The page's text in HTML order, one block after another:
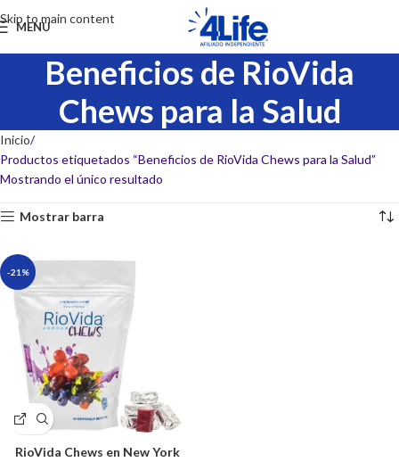
Skip to main content
MENU
Beneficios de RioVida
Chews para la Salud
Inicio
Productos etiquetados “Beneficios de RioVida Chews para la Salud”
Mostrando el único resultado
Mostrar barra
-21%
RioVida Chews en New York